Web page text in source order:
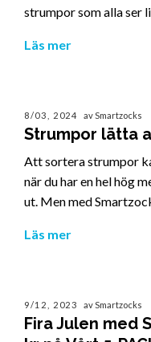
strumpor som alla ser
Läs mer
8/03, 2024 av Smartzocks
Strumpor lätta
Att sortera strumpor
när du har en hel hög
ut. Men med
Läs mer
9/12, 2023 av Smartzocks
Fira Julen med